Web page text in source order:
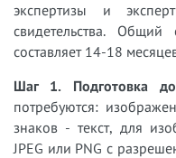
экспертизы и
свидетельства. Общий
составляет 14-18
Шаг 1. Подготовка
потребуются:
знаков - текст, для
JPEG или PNG с